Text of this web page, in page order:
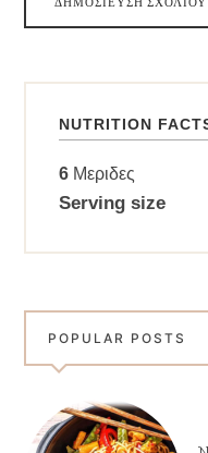
NUTRITION
6 Μεριδες
Serving size
POPULAR POSTS